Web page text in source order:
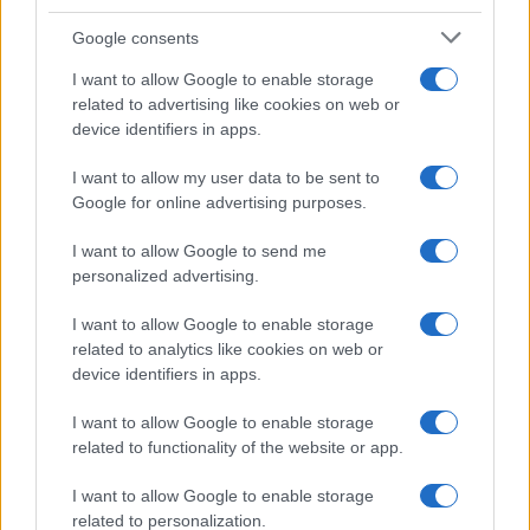
Google consents
I want to allow Google to enable storage
related to advertising like cookies on web or
device identifiers in apps.
I want to allow my user data to be sent to
Google for online advertising purposes.
I want to allow Google to send me
personalized advertising.
I want to allow Google to enable storage
related to analytics like cookies on web or
device identifiers in apps.
I want to allow Google to enable storage
related to functionality of the website or app.
I want to allow Google to enable storage
related to personalization.
truplo 24-letnega Slovenca
poškodoval voznik e-skiroja
Na bencinskem servisu v
Dravogradu zagorel točilni
zaposleni
Motorist v Radljah ob Dravi trčil
v ulično svetilko in se hudo
Obvestila
Izklop elektrike: 426. Nadzorništvo Vuzenica - Območje Sv.
Anton na Pohorju
pred 23 urami
Vuhred
pred 23 urami
Izklop elektrike: 429. Nadzorništvo Ravne - Območje Prevalje
Prisoje